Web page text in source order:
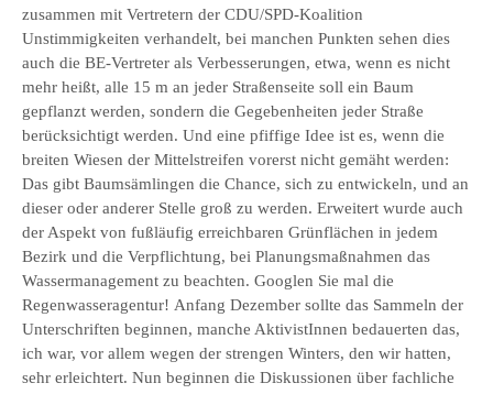
zusammen mit Vertretern der CDU/SPD-Koalition
Unstimmigkeiten verhandelt, bei manchen Punkten sehen dies
auch die BE-Vertreter als Verbesserungen, etwa, wenn es nicht
mehr heißt, alle 15 m an jeder Straßenseite soll ein Baum
gepflanzt werden, sondern die Gegebenheiten jeder Straße
berücksichtigt werden. Und eine pfiffige Idee ist es, wenn die
breiten Wiesen der Mittelstreifen vorerst nicht gemäht werden:
Das gibt Baumsämlingen die Chance, sich zu entwickeln, und an
dieser oder anderer Stelle groß zu werden. Erweitert wurde auch
der Aspekt von fußläufig erreichbaren Grünflächen in jedem
Bezirk und die Verpflichtung, bei Planungsmaßnahmen das
Wassermanagement zu beachten. Googlen Sie mal die
Regenwasseragentur! Anfang Dezember sollte das Sammeln der
Unterschriften beginnen, manche AktivistInnen bedauerten das,
ich war, vor allem wegen der strengen Winters, den wir hatten,
sehr erleichtert. Nun beginnen die Diskussionen über fachliche